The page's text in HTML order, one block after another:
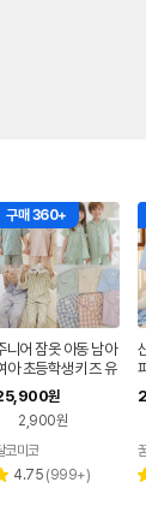
구매 360+
니어 잠옷 아동 남아
아 초등학생 키즈 유
원 파자마파티 선물
면 반팔 여름 국내
원
2,900원
코미코
4.75 리
(999+)